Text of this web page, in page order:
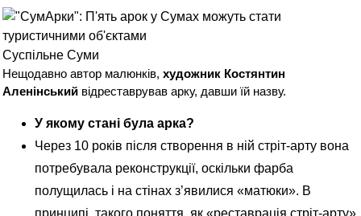
Суспільне Суми
Нещодавно автор малюнків,художник Костянтин
Аленінський відреставрував арку, давши їй назву.
У якому стані була арка?
Через 10 років після створення в ній стріт-арту вона
потребувала реконструкції, оскільки фарба
полущилась і на стінах з’явилися «матюки». В